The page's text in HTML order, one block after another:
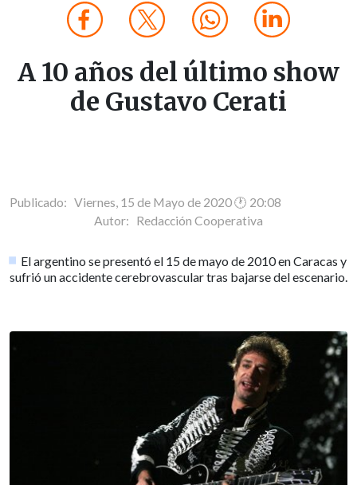
A 10 años del último show
de Gustavo Cerati
Publicado: Viernes, 15 de Mayo de 2020 🕐 20:08
Autor: Redacción Cooperativa
El argentino se presentó el 15 de mayo de 2010 en Caracas y
sufrió un accidente cerebrovascular tras bajarse del escenario.